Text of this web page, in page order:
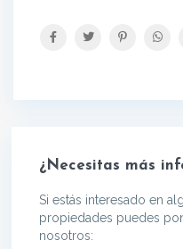
¿Necesitas más
Si estás interesado en
propiedades puedes
nosotros: